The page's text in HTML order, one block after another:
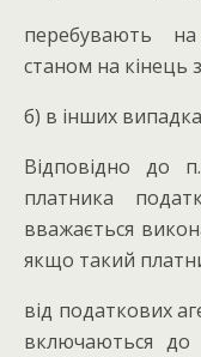
перебувають на
станом на кінець
б) в інших
Відповідно до
платника
вважається
якщо такий
від податкових
включаються до